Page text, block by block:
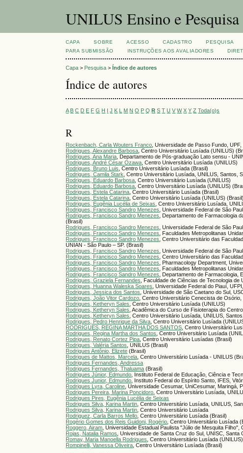
UNILUS Ensino e Pesquisa
CAPA SOBRE ACESSO CADASTRO PESQUISA
PARA SUBMISSÃO
INSTRUÇÕES AOS AVALIADORES
Capa > Pesquisa >Índice de autores
Índice de autores
A B C D E F G H I J K L M N O P Q R S T U V W X Y Z Toda(o)s
R
Rockenbach, Carla Wouters Franco , Universidade de Passo Fundo,
Rodrigues, Alexandre Barbosa , Centro Universitário Lusíada (UNILUS)
Rodrigues, Ana Maria , Departamento de Pós-graduação Lato sensu -
Rodrigues, André César Ozawa , Centro Universitário Lusíada (UNILUS)
Rodrigues, Bruno Luis , Centro Universitário Lusíada (Brasil)
Rodrigues, Camila Stark , Centro Universitário Lusíada, UNILUS, Santos,
Rodrigues, Eduardo Barbosa , Centro Universitário Lusíada (UNILUS)
Rodrigues, Eduardo Barbosa , Centro Universitário Lusíada (UNILUS)
Rodrigues, Estela Catarina , Centro Universitário Lusíada (Brasil)
Rodrigues, Estela Catarina , Centro Universitário Lusíada (UNILUS) (Brasil)
Rodrigues, Eugênia Lucélia de Seixas , Centro Universitário Lusíada,
Rodrigues, Francisco Sandro Menezes , Universidade Federal de São
Rodrigues, Francisco Sandro Menezes
, Departamento de Farmacologia
(Brasil)
Rodrigues, Francisco Sandro Menezes , Universidade Federal de São
Rodrigues, Francisco Sandro Menezes
, Faculdades Metropolitanas
Rodrigues, Francisco Sandro Menezes , Centro Universitário das
UNIAN - São Paulo – SP. (Brasil)
Rodrigues, Francisco Sandro Menezes , Universidade Federal de São
Rodrigues, Francisco Sandro Menezes , Centro Universitário das
Rodrigues, Francisco Sandro Menezes
, Pharmacology Department,
Rodrigues, Francisco Sandro Menezes
, Faculdades Metropolitanas
Rodrigues, Francisco Sandro Menezes
, Departamento de
Rodrigues, Graziela Fernandes
, Faculdade de Ciências de Tecnologia
Rodrigues, Huanna Waleska Soares , Universidade Federal do Piauí,
Rodrigues, Jessica dos Santos , Universidade de São Caetano do Sul,
Rodrigues, João Vitor Cardozo , Centro Universitário Cenecista de
Rodrigues, Ketheryn Sales , Centro Universitário Lusíada (UNILUS)
Rodrigues, Ketheryn Sales , Acadêmica do Curso de Fisioterapia do
Rodrigues, Ketheryn Sales , Centro Universitário Lusíada, UNILUS,
Rodrigues, Pedro Henrique da Silva , Centro Universitário Lusíada
RODRIGUES, REGINA MARTHA DOS SANTOS , Centro Universitário
Rodrigues, Regina Martha dos Santos , Centro Universitário Lusíada
Rodrigues, Renato Cortez Pipa , Centro Universitário Lusíadas (Brasil)
Rodrigues, Valéria Santos , UNILUS (Brasil)
Rodrigues Antônio, Elizete (Brasil)
Rodrigues de Mattos, Marcela , Centro Universitário Lusíada - UNILUS
Rodrigues Fernandes, Andressa
Rodrigues Fernandes, Thaluama (Brasil)
Rodrigues Júnior, Edmundo , Instituto Federal de Educação, Ciência e
Rodrigues Junior, Edmundo , Instituto Federal do Espírito Santo, IFES,
Rodrigues Lyra, Caroline , Universidade Cesumar, UniCesumar, Maringá,
Rodrigues Pereira, Marina Poncidoro , Centro Universitário Lusíada,
Rodrigues Pires, Eugênia Lucélia de Seixas
Rodrigues Silva, Karina Martin , Centro Universitário Lusíada, UNILUS,
Rodrigues Silva, Karina Martin , Centro Universitário Lusíada
Rodriguez, Carla Barros Mello , Centro Universitário Lusíada (Brasil)
Rogério Gomes dos Reis Guidoni, Rogério , Centro Universitário Lusíada
Roggero, Airam , Universidade Estadual Paulista "Júlio de Mesquita
Rojas, Natalia Ramos , Universidade de Santa Cruz do Sul, UNISC, Santa
Romay, Maria Manoella Rodrigues , Centro Universitário Lusíada
Rompinelli, Vanessa Oliveira , Centro Universitário Lusíada (Brasil)